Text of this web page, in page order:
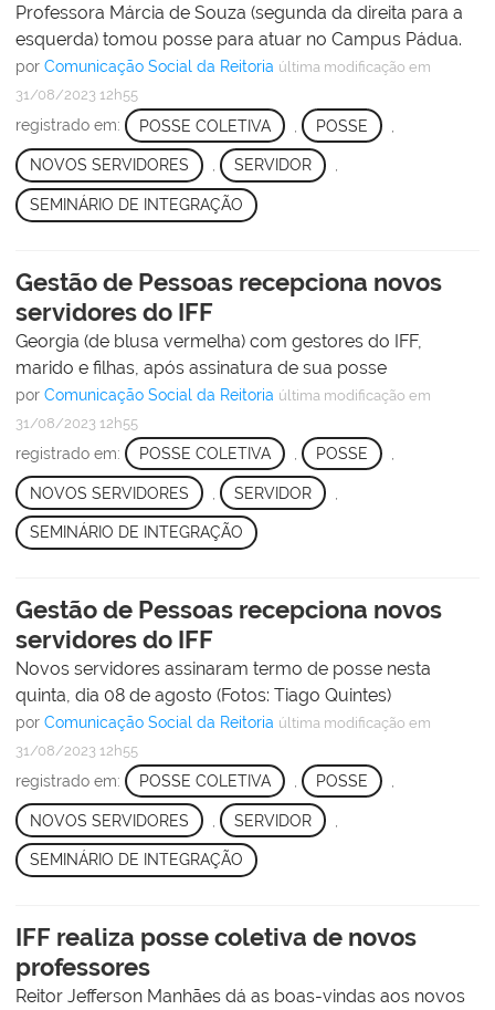
Professora Márcia de Souza (segunda da direita para a
esquerda) tomou posse para atuar no Campus Pádua.
por Comunicação Social da Reitoria última modificação em
31/08/2023 12h55
registrado em: POSSE COLETIVA POSSE
NOVOS SERVIDORES , SERVIDOR ,
SEMINÁRIO DE INTEGRAÇÃO
Gestão de Pessoas recepciona novos
servidores do IFF
Georgia (de blusa vermelha) com gestores do IFF,
marido e filhas, após assinatura de sua posse
por Comunicação Social da Reitoria última modificação em
31/08/2023 12h55
registrado em: POSSE COLETIVA POSSE
NOVOS SERVIDORES SERVIDOR
SEMINÁRIO DE INTEGRAÇÃO
Gestão de Pessoas recepciona novos
servidores do IFF
Novos servidores assinaram termo de posse nesta
quinta, dia 08 de agosto (Fotos: Tiago Quintes)
por Comunicação Social da Reitoria última modificação em
31/08/2023 12h55
registrado em: POSSE COLETIVA POSSE
NOVOS SERVIDORES SERVIDOR
SEMINÁRIO DE INTEGRAÇÃO
IFF realiza posse coletiva de novos
professores
Reitor Jefferson Manhães dá as boas-vindas aos novos